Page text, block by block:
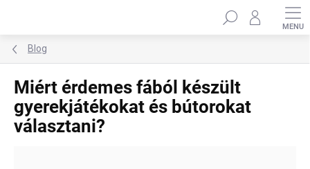
tartalomhoz
Keresés
Blog
Miért érdemes fából készült
gyerekjátékokat és bútorokat
választani?